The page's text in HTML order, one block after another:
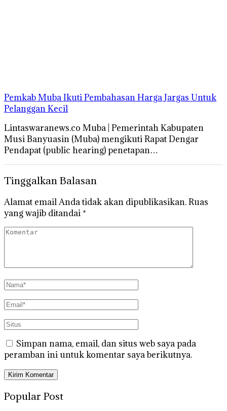
Pemkab Muba Ikuti Pembahasan Harga Jargas Untuk
Pelanggan Kecil
Lintaswaranews.co Muba | Pemerintah Kabupaten
Musi Banyuasin (Muba) mengikuti Rapat Dengar
Pendapat (public hearing) penetapan…
Tinggalkan Balasan
Alamat email Anda tidak akan dipublikasikan.Ruas
yang wajib ditandai *
Simpan nama, email, dan situs web saya pada
peramban ini untuk komentar saya berikutnya.
Popular Post